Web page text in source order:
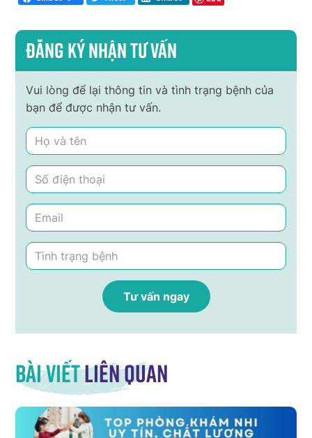
Đăng ký nhận tư vấn
Vui lòng để lại thông tin và tình trạng bệnh của
bạn để được nhận tư vấn.
Bài viếtliên quan